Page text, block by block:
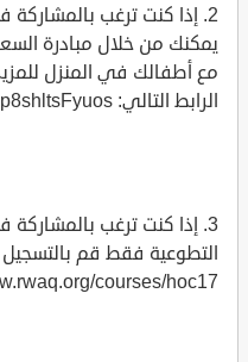
2. إذا كنت ترغب
يمكنك من خلال مبادرة
مع أطفالك في المنزل
الرابط التالي: https://sway.com/FvPip8shltsFyuos
3. إذا كنت ترغب
التطوعية فقط قم بالتسجيل
courses/hoc17